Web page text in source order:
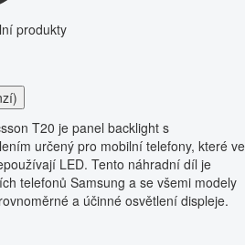
produkty
T20 je panel backlight s
určený pro mobilní telefony, které ve
LED. Tento náhradní díl je
telefonů Samsung a se všemi modely
a účinné osvětlení displeje.